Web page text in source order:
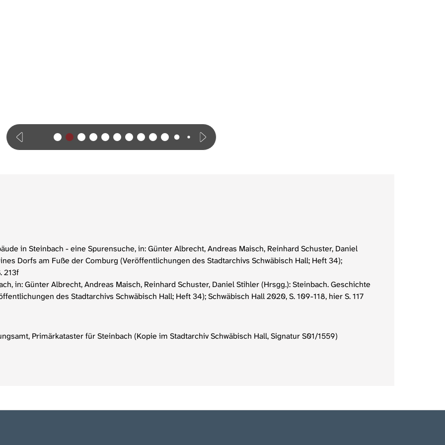
in Steinbach - eine Spurensuche, in: Günter Albrecht, Andreas Maisch, Reinhard Schuster, Daniel
Dorfs am Fuße der Comburg (Veröffentlichungen des Stadtarchivs Schwäbisch Hall; Heft 34);
213f
in: Günter Albrecht, Andreas Maisch, Reinhard Schuster, Daniel Stihler (Hrsgg.): Steinbach. Geschichte
des Stadtarchivs Schwäbisch Hall; Heft 34); Schwäbisch Hall 2020, S. 109-118, hier S. 117
Primärkataster für Steinbach (Kopie im Stadtarchiv Schwäbisch Hall, Signatur S01/1559)